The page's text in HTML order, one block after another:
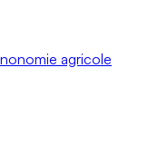
agricole